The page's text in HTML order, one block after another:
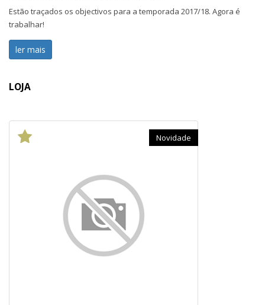
Estão traçados os objectivos para a temporada 2017/18. Agora é
trabalhar!
ler mais
LOJA
Novidade